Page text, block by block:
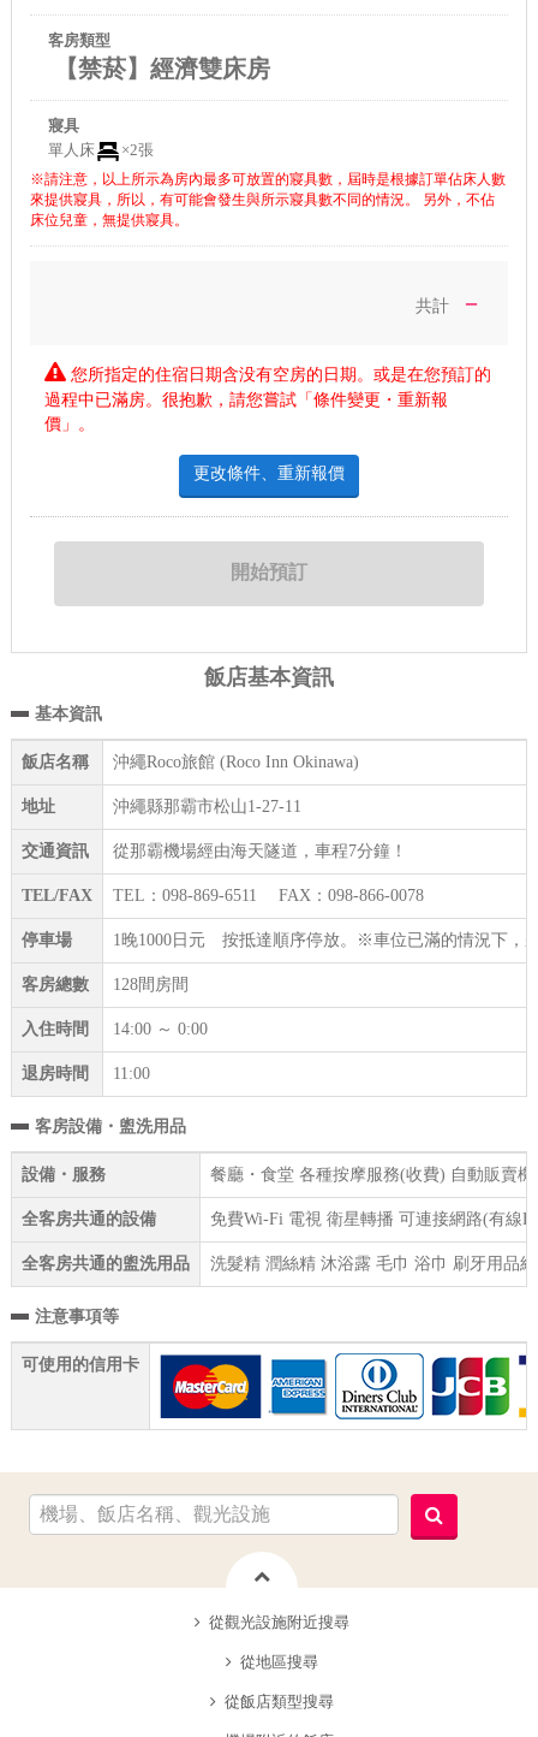
客房類型
【禁菸】經濟雙床房
寢具
單人床
×2張
※請注意，以上所示為房內最多可放置的寢具數，屆時是根據訂單佔床人數
來提供寢具，所以，有可能會發生與所示寢具數不同的情況。 另外，不佔
床位兒童，無提供寢具。
共計 －
您所指定的住宿日期含没有空房的日期。或是在您預訂的
過程中已滿房。很抱歉，請您嘗試「條件變更・重新報
價」。
更改條件、重新報價
飯店基本資訊
基本資訊
飯店名稱 沖繩Roco旅館 (Roco Inn Okinawa)
地址 沖繩縣那霸市松山1-27-11
交通資訊 從那霸機場經由海天隧道，車程7分鐘！
TEL/FAX TEL：098-869-6511 FAX：098-866-0078
停車場 1晚1000日元 按抵達順序停放。※車位已滿的情況下，
客房總數 128間房間
入住時間 14:00 ～ 0:00
退房時間 11:00
客房設備・盥洗用品
設備・服務 餐廳・食堂 各種按摩服務(收費) 自動販賣
全客房共通的設備 免費Wi-Fi 電視 衛星轉播 可連接網路(有線
全客房共通的盥洗用品 洗髮精 潤絲精 沐浴露 毛巾 浴巾 刷牙用品
注意事項等
可使用的信用卡
從觀光設施附近搜尋
從地區搜尋
從飯店類型搜尋